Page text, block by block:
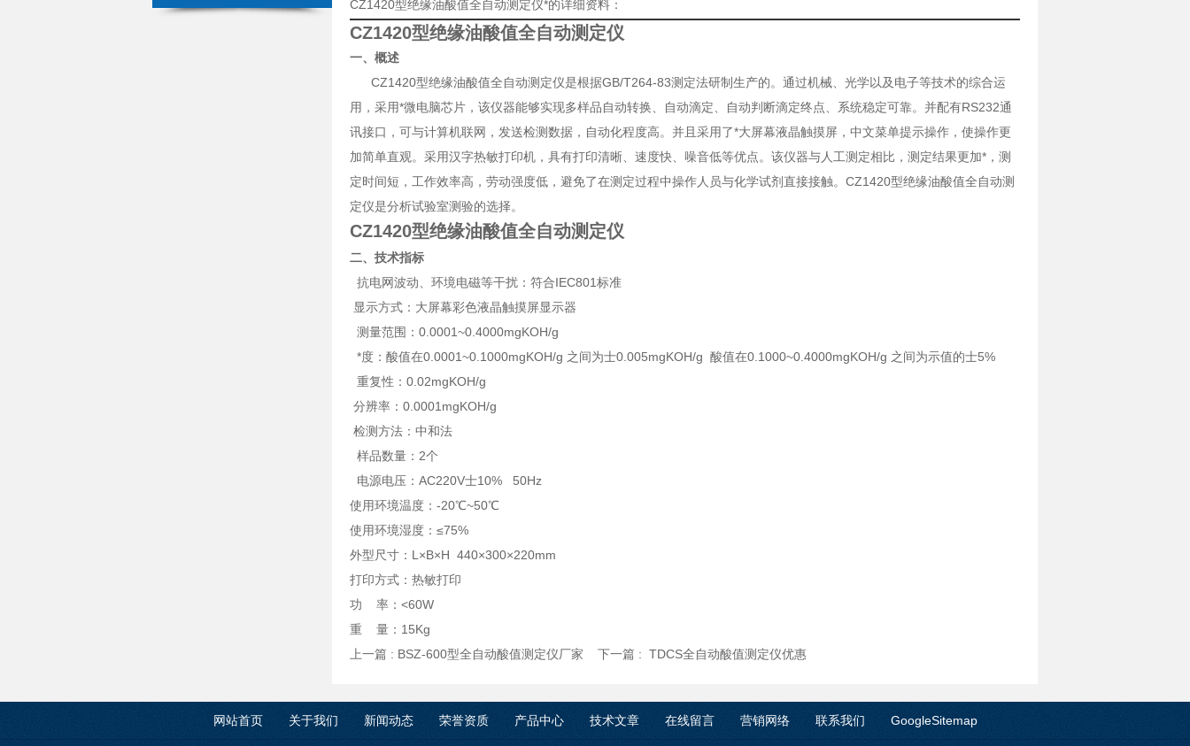
CZ1420型绝缘油酸值全自动测定仪*的详细资料：
CZ1420型绝缘油酸值全自动测定仪
一、 概述
CZ1420型绝缘油酸值全自动测定仪是根据GB/T264-83测定法研制生产的。通过机械、光学以及电子等技术的综合运
用，采用*微电脑芯片，该仪器能够实现多样品自动转换、自动滴定、自动判断滴定终点、系统稳定可靠。并配有RS232通
讯接口，可与计算机联网，发送检测数据，自动化程度高。并且采用了*大屏幕液晶触摸屏，中文菜单提示操作，使操作更
加简单直观。采用汉字热敏打印机，具有打印清晰、速度快、噪音低等优点。该仪器与人工测定相比，测定结果更加*，测
定时间短，工作效率高，劳动强度低，避免了在测定过程中操作人员与化学试剂直接接触。CZ1420型绝缘油酸值全自动测
定仪是分析试验室测验的选择。
CZ1420型绝缘油酸值全自动测定仪
二、技术指标
抗电网波动、环境电磁等干扰：符合IEC801标准
显示方式：大屏幕彩色液晶触摸屏显示器
测量范围：0.0001~0.4000mgKOH/g
*度：酸值在0.0001~0.1000mgKOH/g 之间为士0.005mgKOH/g 酸值在0.1000~0.4000mgKOH/g 之间为示值的士5%
重复性：0.02mgKOH/g
分辨率：0.0001mgKOH/g
检测方法：中和法
样品数量：2个
电源电压：AC220V士10% 50Hz
使用环境温度：-20℃~50℃
使用环境湿度：≤75%
外型尺寸：L×B×H 440×300×220mm
打印方式：热敏打印
功 率：<60W
重 量：15Kg
上一篇 : BSZ-600型全自动酸值测定仪厂家 下一篇 : TDCS全自动酸值测定仪优惠
网站首页 关于我们 新闻动态 荣誉资质 产品中心 技术文章 在线留言 营销网络 联系我们 GoogleSitemap